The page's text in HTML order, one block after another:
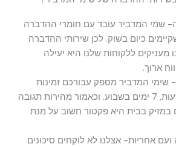
שמי המדביר עובד עם חומרי ההדברה
כיום בשוק. לכן שירותי ההדברה
מעניקים ללקוחות שלנו היא יעילה
ארוך.
שימי המדביר מספק עבורכם זמינות
להדברה 24 שעות, 7 ימים בשבוע. וכאמור מהירות תגובה
במזיק בבית היא פקטור חשוב על מנת
אחריות- אצלנו לא לוקחים סיכונים